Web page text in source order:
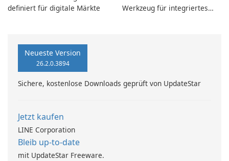
definiert für digitale Märkte
Werkzeug für integriertes
Neueste Version
26.2.0.3894
Sichere, kostenlose Downloads geprüft von UpdateStar
Jetzt kaufen
LINE Corporation
Bleib up-to-date
mit UpdateStar Freeware.